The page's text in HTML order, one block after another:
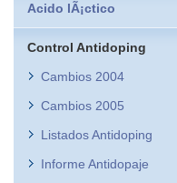
Acido lÃ¡ctico
Control Antidoping
Cambios 2004
Cambios 2005
Listados Antidoping
Informe Antidopaje